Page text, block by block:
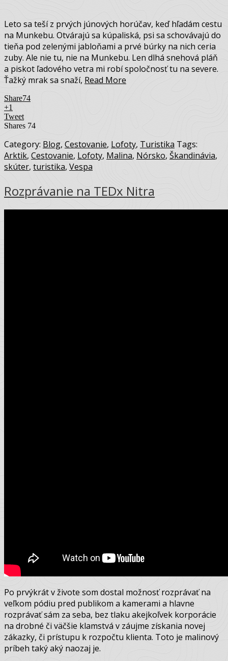
Leto sa teší z prvých júnových horúčav, keď hľadám cestu
na Munkebu. Otvárajú sa kúpaliská, psi sa schovávajú do
tieňa pod zelenými jabloňami a prvé búrky na nich ceria
zuby. Ale nie tu, nie na Munkebu. Len dlhá snehová pláň
a piskot ľadového vetra mi robí spoločnosť tu na severe.
Ťažký mrak sa snaží, Read More
Share74
+1
Tweet
Shares 74
Category: Blog, Cestovanie, Lofoty, Turistika Tags:
Arktik, Cestovanie, Lofoty, Malina, Nórsko, Škandinávia,
skúter, turistika, Vespa
Rozprávanie na TEDx Nitra
Po prvýkrát v živote som dostal možnosť rozprávať na
veľkom pódiu pred publikom a kamerami a hlavne
rozprávať sám za seba, bez tlaku akejkoľvek korporácie
na drobné či väčšie klamstvá v záujme získania novej
zákazky, či prístupu k rozpočtu klienta. Toto je malinový
príbeh taký aký naozaj je.